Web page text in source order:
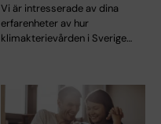
Vi är intresserade av dina
erfarenheter av hur
klimakterievården i Sverige…